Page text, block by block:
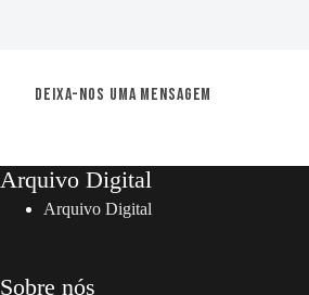
Deixa-nos uma mensagem
Arquivo Digital
Arquivo Digital
Sobre nós